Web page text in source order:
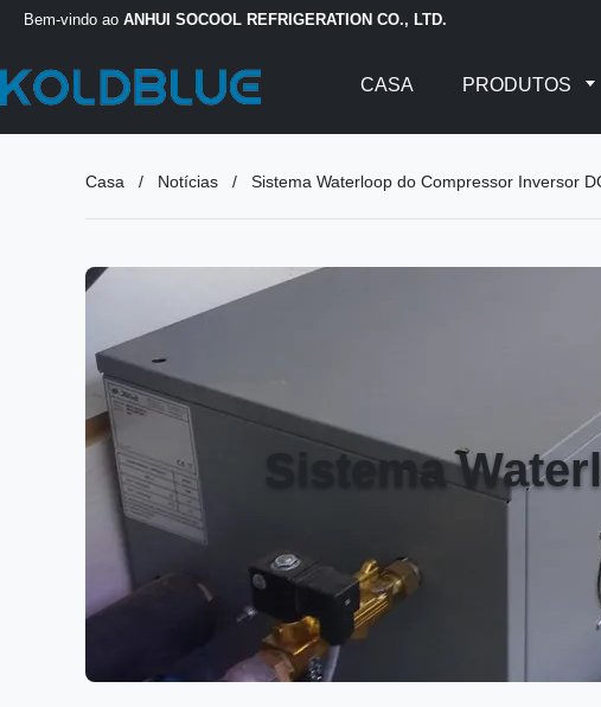
Bem-vindo ao ANHUI SOCOOL REFRIGERATION CO., LTD.
CASA PRODUTOS
Casa / Notícias / Sistema Waterloop do Compressor Inversor
Sistema